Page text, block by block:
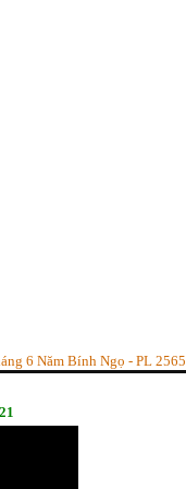
6 Năm Bính Ngọ - PL 2565